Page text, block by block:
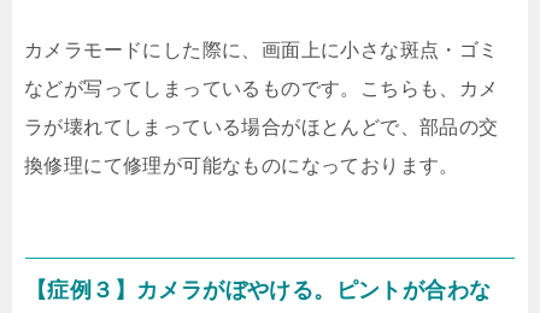
カメラモードにした際に、画面上に小さな斑点・ゴミ
などが写ってしまっているものです。こちらも、カメ
ラが壊れてしまっている場合がほとんどで、部品の交
換修理にて修理が可能なものになっております。
【症例３】カメラがぼやける。ピントが合わな